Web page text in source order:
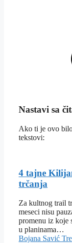
Nastavi sa
Ako ti je ovo
tekstovi:
4 tajne
trčanja
Za kultnog trail
meseci nisu
promenu iz koje
u planinama…
Bojana Savić